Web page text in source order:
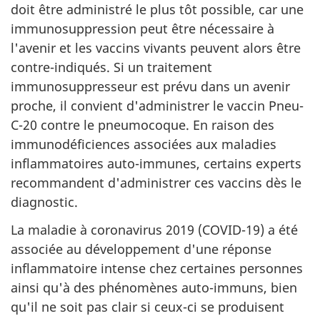
doit être administré le plus tôt possible, car une
immunosuppression peut être nécessaire à
l'avenir et les vaccins vivants peuvent alors être
contre-indiqués. Si un traitement
immunosuppresseur est prévu dans un avenir
proche, il convient d'administrer le vaccin Pneu-
C-20 contre le pneumocoque. En raison des
immunodéficiences associées aux maladies
inflammatoires auto-immunes, certains experts
recommandent d'administrer ces vaccins dès le
diagnostic.
La maladie à coronavirus 2019 (COVID-19) a été
associée au développement d'une réponse
inflammatoire intense chez certaines personnes
ainsi qu'à des phénomènes auto-immuns, bien
qu'il ne soit pas clair si ceux-ci se produisent